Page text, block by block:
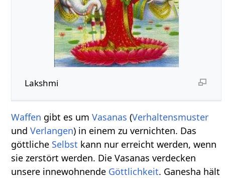
Lakshmi
Waffen gibt es umVasanas (Verhaltensmuster
undVerlangen) in einem zu vernichten. Das
göttliche Selbst kann nur erreicht werden, wenn
sie zerstört werden. Die Vasanas verdecken
unsere innewohnende Göttlichkeit. Ganesha hält